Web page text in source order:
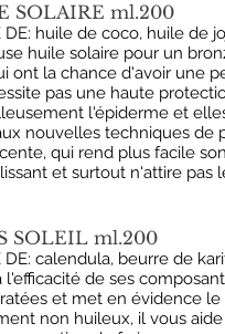
SOLAIRE ml.200
DE: huile de coco, huile de
huile solaire pour un
ont la chance d'avoir une
pas une haute
l'épiderme et
nouvelles techniques de
qui rend plus facile
et surtout n'attire pas
SOLEIL ml.200
DE: calendula, beurre de
l'efficacité de ses
et met en évidence le
non huileux, il vous